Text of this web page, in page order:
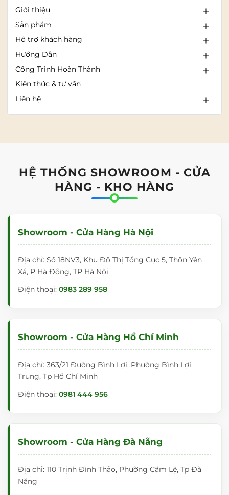
Giới thiệu
Sản phẩm
Hỗ trợ khách hàng
Hướng Dẫn
Công Trình Hoàn Thành
Kiến thức & tư vấn
Liên hệ
HỆ THỐNG SHOWROOM - CỬA
HÀNG - KHO HÀNG
Showroom - Cửa Hàng Hà Nội
Địa chỉ: Số 18NV3, Khu Đô Thị Tổng Cục 5, Thôn Yên
Xá, P Hà Đông, TP Hà Nội
Điện thoại: 0983 289 958
Showroom - Cửa Hàng Hồ Chí Minh
Địa chỉ: 363/21 Đường Bình Lợi, Phường Bình Lợi
Trung, Tp Hồ Chí Minh
Điện thoại: 0981 444 956
Showroom - Cửa Hàng Đà Nẵng
Địa chỉ: 110 Trịnh Đình Thảo, Phường Cẩm Lệ, Tp Đà
Nẵng